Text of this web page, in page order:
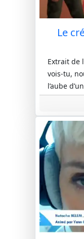
Le
Extrait de
vois-tu,
l’aube
de plus,